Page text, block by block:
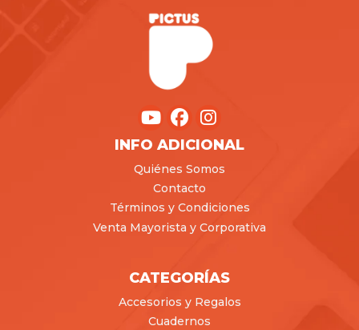
INFO ADICIONAL
Quiénes Somos
Contacto
Términos y Condiciones
Venta Mayorista y Corporativa
CATEGORÍAS
Accesorios y Regalos
Cuadernos